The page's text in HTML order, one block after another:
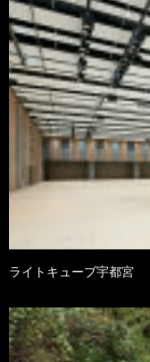
ライトキューブ宇都宮